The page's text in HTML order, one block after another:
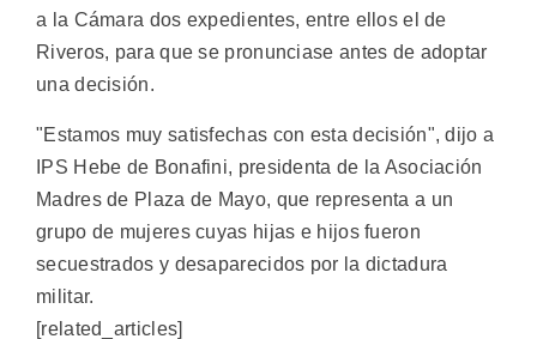
a la Cámara dos expedientes, entre ellos el de
Riveros, para que se pronunciase antes de adoptar
una decisión.
"Estamos muy satisfechas con esta decisión", dijo a
IPS Hebe de Bonafini, presidenta de la Asociación
Madres de Plaza de Mayo, que representa a un
grupo de mujeres cuyas hijas e hijos fueron
secuestrados y desaparecidos por la dictadura
militar.
[related_articles]